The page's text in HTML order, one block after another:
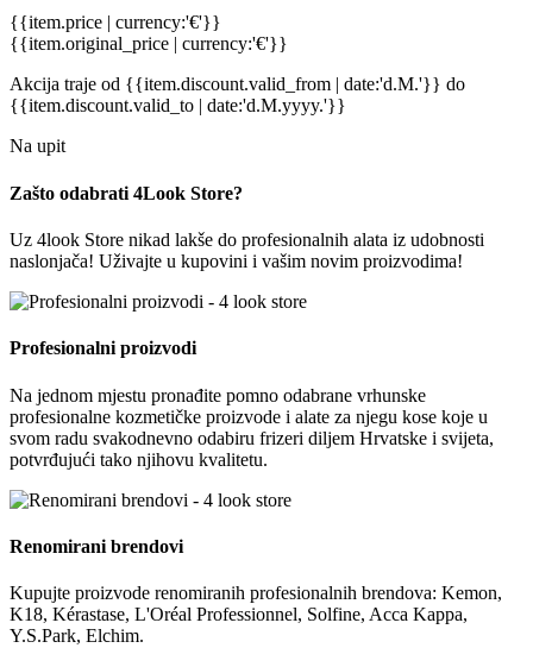
{{item.price | currency:'€'}}
{{item.original_price | currency:'€'}}
Akcija traje od {{item.discount.valid_from | date:'d.M.'}} do
{{item.discount.valid_to | date:'d.M.yyyy.'}}
Na upit
Zašto odabrati 4Look Store?
Uz 4look Store nikad lakše do profesionalnih alata iz udobnosti
naslonjača! Uživajte u kupovini i vašim novim proizvodima!
Profesionalni proizvodi
Na jednom mjestu pronađite pomno odabrane vrhunske
profesionalne kozmetičke proizvode i alate za njegu kose koje u
svom radu svakodnevno odabiru frizeri diljem Hrvatske i svijeta,
potvrđujući tako njihovu kvalitetu.
Renomirani brendovi
Kupujte proizvode renomiranih profesionalnih brendova: Kemon,
K18, Kérastase, L'Oréal Professionnel, Solfine, Acca Kappa,
Y.S.Park, Elchim.